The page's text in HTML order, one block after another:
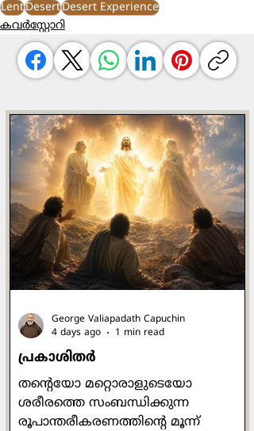
LentDesertDesert Experience
കവർസ്റ്റോറി
പ്രകാശിതർ
തന്റെയോ മറ്റൊരാളുടെയോ
ശരീരത്തെ സംബന്ധിക്കുന്ന
രൂപാന്തരീകരണത്തിന്റെ മൂന്ന്
George Valiapadath Capuchin
4 days ago
1 min read